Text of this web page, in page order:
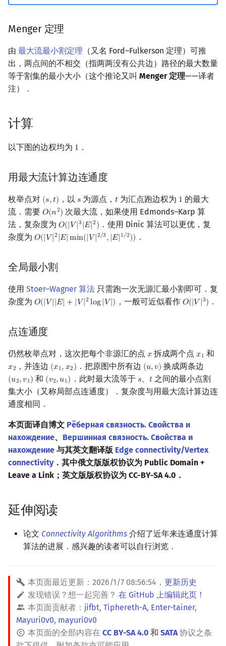
序列自动机
最小表示法
Lyndon 分解
Main–Lorentz 算法
阶 & 原根
高次剩余 & 单位根
数论分块
Min_25 筛
洲阁筛
连分数
二次域
Pell 方程
博弈论
数值算法
序理论
杨氏矩阵
Berlekamp–Massey 算法
树套树
K-D Tree
动态树
析合树
手指树
霍夫曼树
珂朵莉树/颜色段均摊
空间优化简介
Menger 定理
由 最大流最小割定理 （又名 Ford–Fulkerson 定理）可推
出，两点间的不相交（指两两没有公共边）路径的最大数量
等于割集的最小大小（这个推论又叫 Menger 定理——译者
注）．
计算
以下图的边权均为 1
1 ．
用最大流计算边连通度
枚举点对 (𝑠,𝑡)
(s,t) ，以 𝑠
s 为源点，𝑡
t 为汇点跑边权为 1
1 的最大
流．需要 𝑂(𝑛2)
O(n2) 次最大流，如果使用 Edmonds–Karp 算
法，复杂度为 𝑂(|𝑉|3|𝐸|2)
O(| V| 3 E| 2) ．使用 Dinic 算法可以更优，复
杂度为 𝑂(|𝑉|2|𝐸|min(|𝑉|2/3,|𝐸|1/2))
O(| V| 2 E| min(| V| 2/3, E| 1/2)) ．
全局最小割
使用 Stoer–Wagner 算法 只需跑一次无源汇最小割即可．复
杂度为 𝑂(|𝑉||𝐸| + |𝑉|2 log|𝑉|)
O(| V| E| +|V 2 log|V ) ，一般可近似看作 𝑂(|𝑉|3)
O(| V| 3) ．
点连通度
仍然枚举点对，这次把每个非源汇的点 𝑥
x 拆成两个点𝑥1
x1 和
𝑥2
x2 ，并连边 (𝑥1,𝑥2)
(x1,x2) ．把原图中所有边 (𝑢,𝑣)
(u,v) 换成两条边
(𝑢2,𝑣1)
(u2,v1) 和 (𝑣2,𝑢1)
(v2,u1) ．此时最大流等于 𝑠
s、𝑡
t 之间的最小点割
集大小（又称局部点连通度）．复杂度与用最大流计算边连
通度相同．
本页面译自博文 Рёберная связность. Свойства и
нахождение、 Вершинная связность. Свойства и
нахождение 与其英文翻译版 Edge connectivity/Vertex
connectivity．其中俄文版版权协议为 Public Domain +
Leave a Link；英文版版权协议为 CC-BY-SA 4.0．
延伸阅读
论文 Connectivity Algorithms 介绍了近年来连通度计算
算法的进展．感兴趣的读者可以自行浏览．
本页面最近更新： 2026/1/7 08:56:54 ， 更新历史
发现错误？想一起完善？ 在 GitHub 上编辑此页！
本页面贡献者： jifbt, Tiphereth-A, Enter-tainer,
Mayuri0v0, mayuri0v0
本页面的全部内容在 CC BY-SA 4.0 和 SATA协议之条